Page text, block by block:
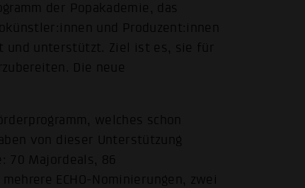
der Popakademie, das
und Produzent:innen
und unterstützt. Ziel ist es, sie für
Die neue
welches schon
von dieser Unterstützung
70 Majordeals, 86
ECHO-Nominierungen, zwei